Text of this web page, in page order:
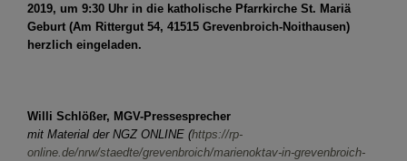
2019, um 9:30 Uhr in die katholische Pfarrkirche St. Mariä
Geburt (Am Rittergut 54, 41515 Grevenbroich-Noithausen)
herzlich eingeladen.
Willi Schlößer, MGV-Pressesprecher
mit Material der NGZ ONLINE (https://rp-
online.de/nrw/staedte/grevenbroich/marienoktav-in-grevenbroich-